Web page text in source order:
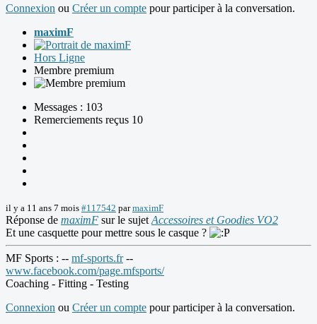
Connexion ou Créer un compte pour participer à la conversation.
maximF
Hors Ligne
Membre premium
Messages : 103
Remerciements reçus 10
il y a 11 ans 7 mois #117542 parmaximF
Réponse de maximF sur le sujet Accessoires et Goodies VO2
Et une casquette pour mettre sous le casque ?
MF Sports : -- mf-sports.fr--
www.facebook.com/page.mfsports/
Coaching - Fitting - Testing
Connexion ou Créer un compte pour participer à la conversation.